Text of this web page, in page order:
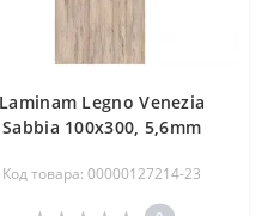
Laminam Legno Venezia
Sabbia 100x300, 5,6mm
Код товара: 00000127214-23